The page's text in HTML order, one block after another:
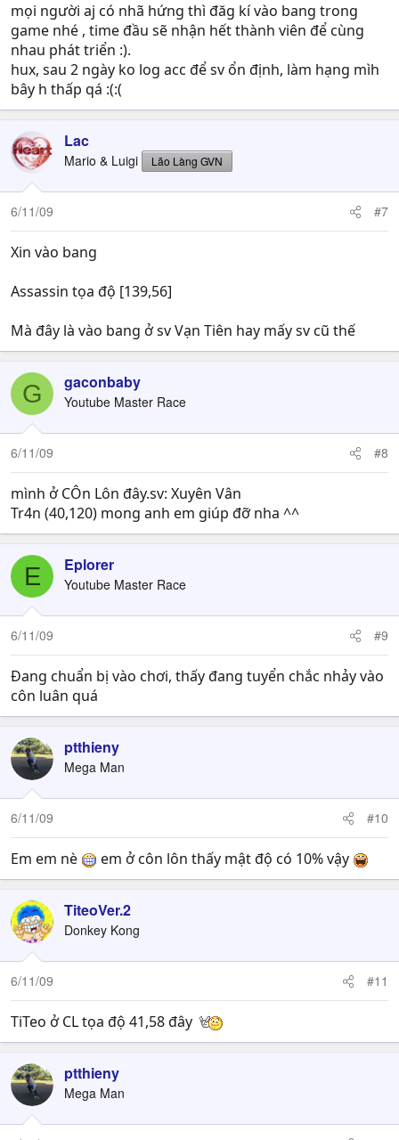
mọi người aj có nhã hứng thì đăg kí vào bang trong
game nhé , time đầu sẽ nhận hết thành viên để cùng
nhau phát triển :).
hux, sau 2 ngày ko log acc để sv ổn định, làm hạng mìh
bây h thấp qá :(:(
Lac
Mario & Luigi Lão Làng GVN
6/11/09 #7
Xin vào bang
Assassin tọa độ [139,56]
Mà đây là vào bang ở sv Vạn Tiên hay mấy sv cũ thế
G gaconbaby
Youtube Master Race
6/11/09 #8
mình ở CÔn Lôn đây.sv: Xuyên Vân
Tr4n (40,120) mong anh em giúp đỡ nha ^^
E Eplorer
Youtube Master Race
6/11/09 #9
Đang chuẩn bị vào chơi, thấy đang tuyển chắc nhảy vào
côn luân quá
ptthieny
Mega Man
6/11/09 #10
Em em nè em ở côn lôn thấy mật độ có 10% vậy
TiteoVer.2
Donkey Kong
6/11/09 #11
TiTeo ở CL tọa độ 41,58 đây
ptthieny
Mega Man